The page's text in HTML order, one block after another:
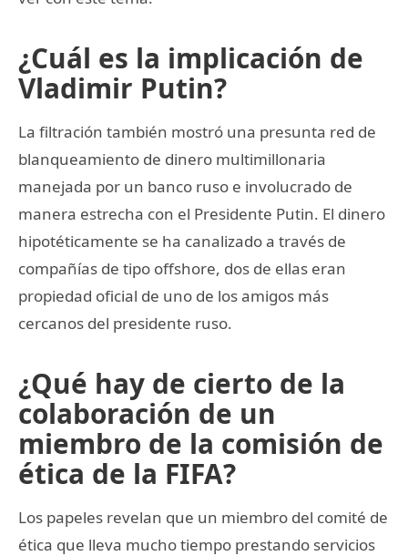
¿Cuál es la implicación de
Vladimir Putin?
La filtración también mostró una presunta red de
blanqueamiento de dinero multimillonaria
manejada por un banco ruso e involucrado de
manera estrecha con el Presidente Putin. El dinero
hipotéticamente se ha canalizado a través de
compañías de tipo offshore, dos de ellas eran
propiedad oficial de uno de los amigos más
cercanos del presidente ruso.
¿Qué hay de cierto de la
colaboración de un
miembro de la comisión de
ética de la FIFA?
Los papeles revelan que un miembro del comité de
ética que lleva mucho tiempo prestando servicios